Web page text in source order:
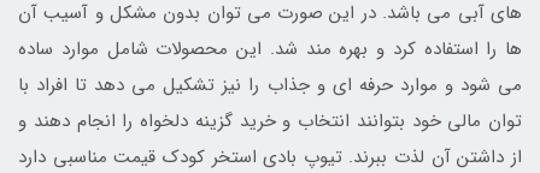
های آبی می باشد. در این صورت می توان بدون مشکل و آسیب آن
ها را استفاده کرد و بهره مند شد. این محصولات شامل موارد ساده
می شود و موارد حرفه ای و جذاب را نیز تشکیل می دهد تا افراد با
توان مالی خود بتوانند انتخاب و خرید گزینه دلخواه را انجام دهند و
از داشتن آن لذت ببرند. تیوپ بادی استخر کودک قیمت مناسبی دارد